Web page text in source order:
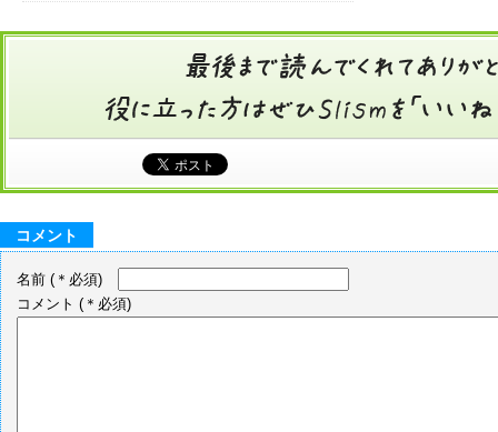
コメント
名前 (＊必須)
コメント (＊必須)